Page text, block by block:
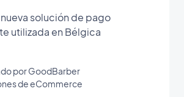
solución de pago
utilizada en Bélgica
por GoodBarber
de eCommerce